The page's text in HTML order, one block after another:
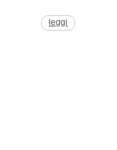
leggi